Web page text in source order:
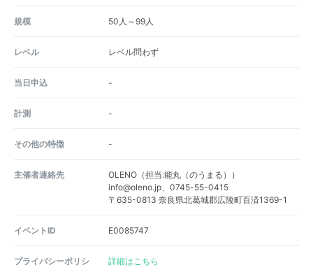
規模 50人～99人
レベル レベル問わず
当日申込 -
計測 -
その他の特徴 -
主催者連絡先
OLENO（担当:能丸（のうまる））
info@oleno.jp、0745-55-0415
〒635-0813 奈良県北葛城郡広陵町百済1369-1
イベントID E0085747
プライバシーポリシ
詳細はこちら